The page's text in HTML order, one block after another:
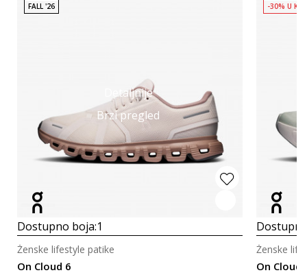
Detaljnije
Brzi pregled
FALL '26
Dostupno boja:1
On Cloud 6
Ženske lifestyle patike
-30% U
On
Ženske